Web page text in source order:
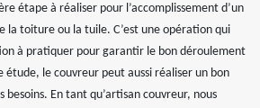
étape à réaliser pour l’accomplissement d’un
la toiture ou la tuile. C’est une opération qui
à pratiquer pour garantir le bon déroulement
étude, le couvreur peut aussi réaliser un bon
besoins. En tant qu’artisan couvreur, nous